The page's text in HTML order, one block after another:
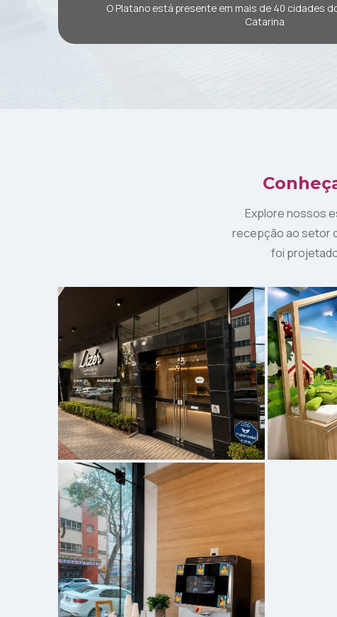
O Platano está presente em mais de 40 cidades
Catarina
Explore nossos
recepção ao setor
foi